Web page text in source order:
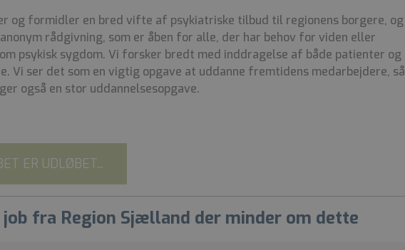
og formidler en bred vifte af psykiatriske tilbud til regionens borgere, og
rådgivning, som er åben for alle, der har behov for viden eller
psykisk sygdom. Vi forsker bredt med inddragelse af både patienter og
Vi ser det som en vigtig opgave at uddanne fremtidens medarbejdere, så
også en stor uddannelsesopgave.
ER UDLØBET...
job fra Region Sjælland der minder om dette